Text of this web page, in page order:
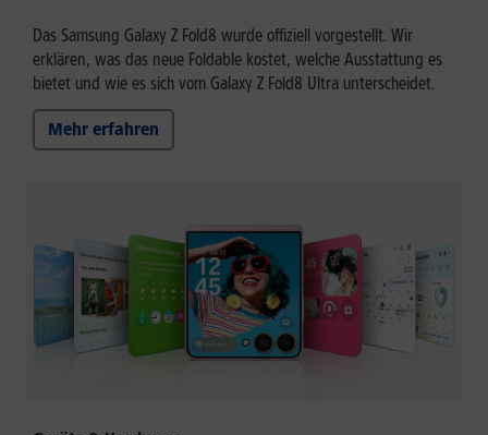
Das Samsung Galaxy Z Fold8 wurde offiziell vorgestellt. Wir
erklären, was das neue Foldable kostet, welche Ausstattung es
bietet und wie es sich vom Galaxy Z Fold8 Ultra unterscheidet.
Mehr erfahren